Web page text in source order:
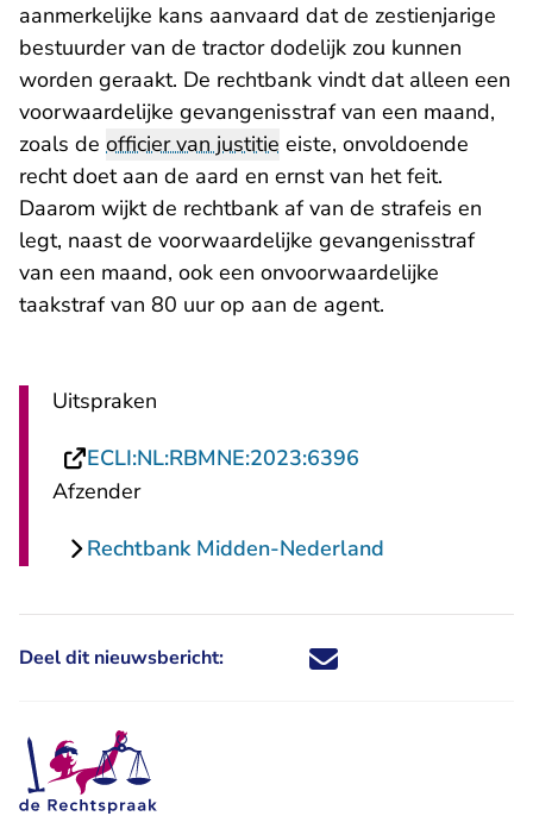
aanmerkelijke kans aanvaard dat de zestienjarige
bestuurder van de tractor dodelijk zou kunnen
worden geraakt. De rechtbank vindt dat alleen een
voorwaardelijke gevangenisstraf van een maand,
zoals de officier van justitie eiste, onvoldoende
recht doet aan de aard en ernst van het feit.
Daarom wijkt de rechtbank af van de strafeis en
legt, naast de voorwaardelijke gevangenisstraf
van een maand, ook een onvoorwaardelijke
taakstraf van 80 uur op aan de agent.
Uitspraken
ECLI:NL:RBMNE:2023:6396
Afzender
Rechtbank Midden-Nederland
Deel dit nieuwsbericht: Deel dit nieuwsbericht via X -
Deel dit nieuwsbericht via
Deel dit nieuwsbericht
Deel dit